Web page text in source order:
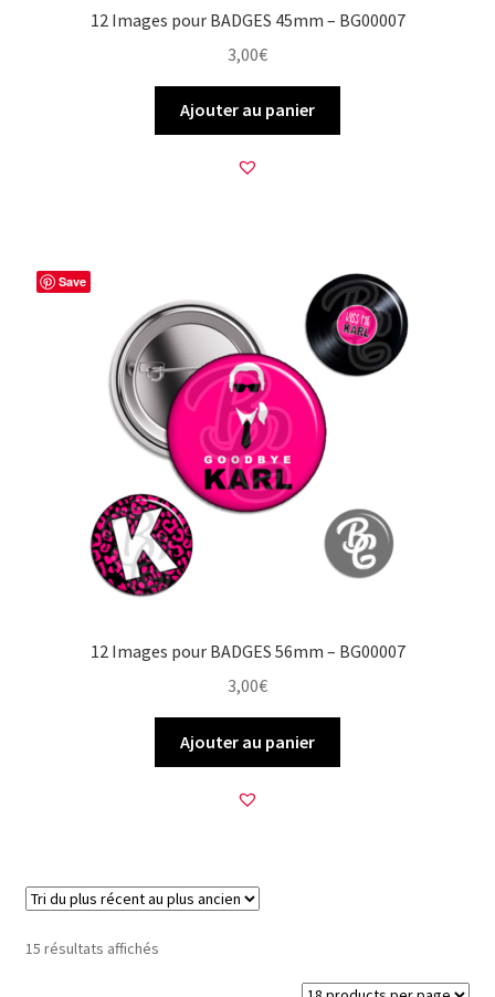
12 Images pour BADGES 45mm – BG00007
3,00€
Ajouter au panier
Save
12 Images pour BADGES 56mm – BG00007
3,00€
Ajouter au panier
15 résultats affichésTrié